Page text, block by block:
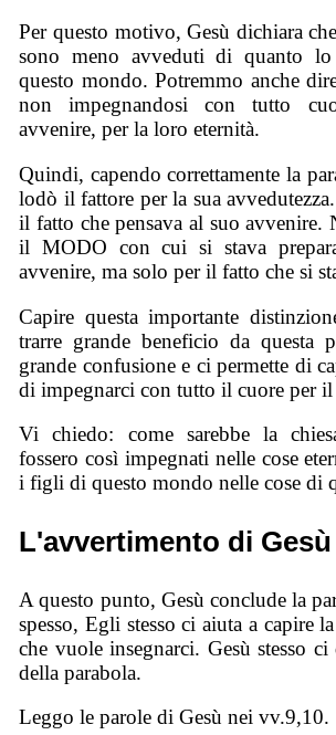
Per questo motivo, Gesù dichiara
sono meno avveduti di quanto
questo mondo. Potremmo anche
non impegnandosi con tutto
avvenire, per la loro eternità.
Quindi, capendo correttamente la
lodò il fattore per la sua
il fatto che pensava al suo
il MODO con cui si stava
avvenire, ma solo per il fatto che si
Capire questa importante
trarre grande beneficio da questa
grande confusione e ci permette di
di impegnarci con tutto il cuore per
Vi chiedo: come sarebbe la
fossero così impegnati nelle cose
i figli di questo mondo nelle cose di
L'avvertimento di Gesù
A questo punto, Gesù conclude la
spesso, Egli stesso ci aiuta a capire
che vuole insegnarci. Gesù stesso
della parabola.
Leggo le parole di Gesù nei vv.9,10.